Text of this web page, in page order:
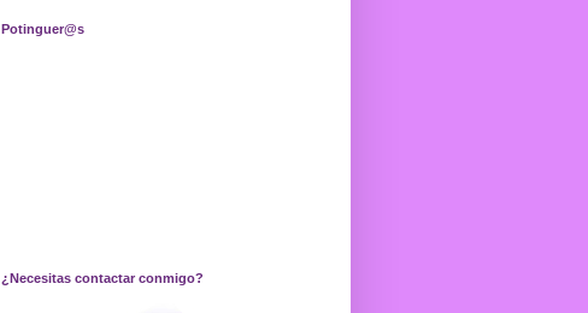
Potinguer@s
¿Necesitas contactar conmigo?